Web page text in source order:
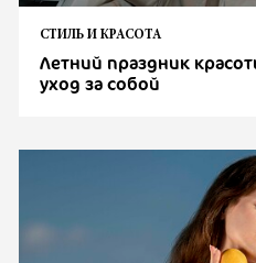
СТИЛЬ И КРАСОТА
Летний праздник
уход за собой